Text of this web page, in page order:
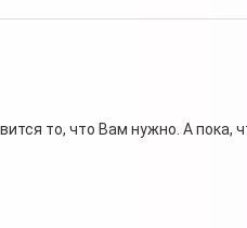
то, что Вам нужно. А пока,